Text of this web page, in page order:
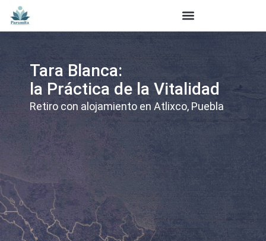
Tara Blanca:
la Práctica de la Vitalidad
Retiro con alojamiento en Atlixco, Puebla